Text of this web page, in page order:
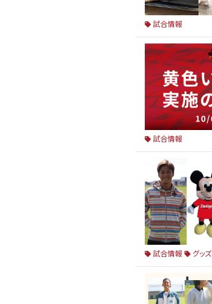
試合情報
試合情報
試合情報 グッズ